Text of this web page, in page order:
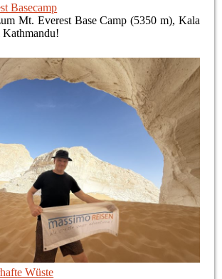
Basecamp
Mt. Everest Base Camp (5350 m), Kala
Wüste